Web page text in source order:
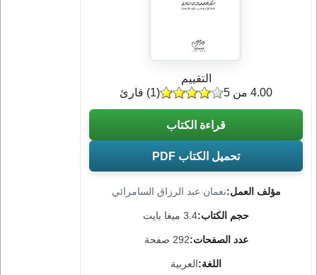
مؤلف العمل:نعمان عبد الرزاق السامرائي
حجم الكتاب:3.4 ميغا بايت
عدد الصفحات:292 صفحة
اللغة:العربية
التقييم
(
1) قارئ 4.00 من 5
قراءة الكتاب
تحميل الكتاب PDF